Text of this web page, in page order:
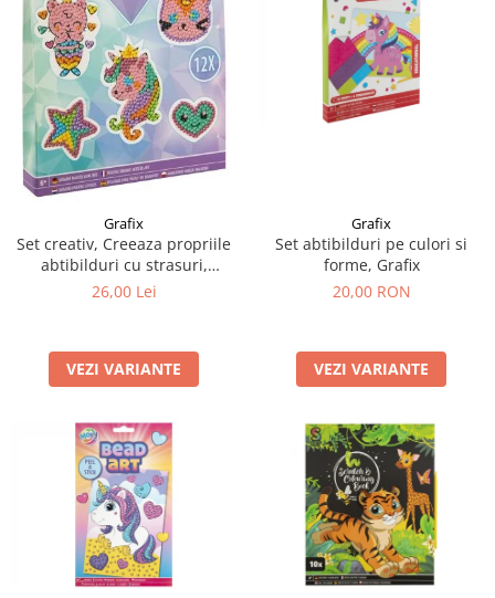
Grafix
Set creativ, Creeaza propriile
abtibilduri cu strasuri,
Diamond paint stickers, Grafix
26,00 Lei
VEZI VARIANTE
Grafix
Set abtibilduri pe culori si
forme, Grafix
20,00 RON
VEZI VARIANTE